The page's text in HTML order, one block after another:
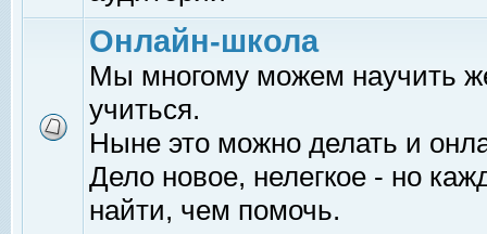
Онлайн-школа
Мы многому можем научить
учиться.
Ныне это можно делать и
Дело новое, нелегкое - но
найти, чем помочь.